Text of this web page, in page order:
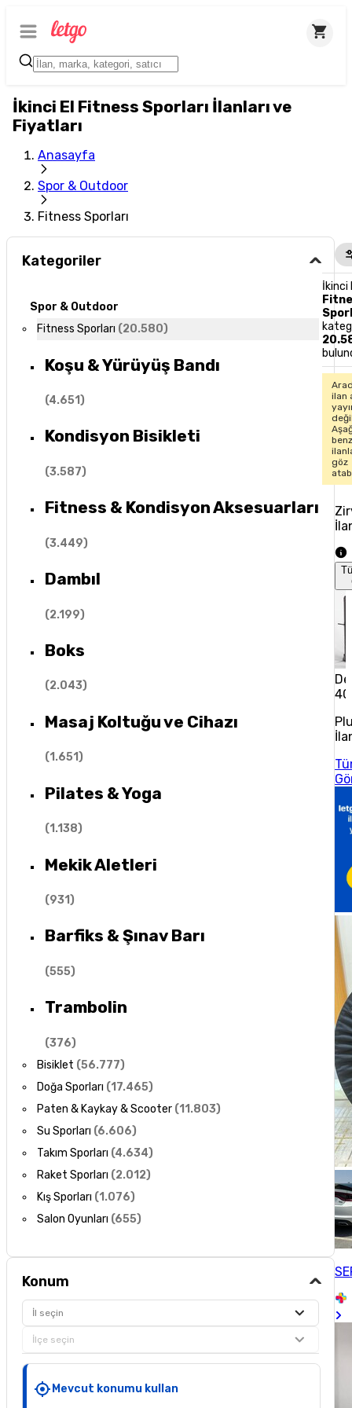
İkinci El Fitness Sporları İlanları ve
Fiyatları
Anasayfa
Spor & Outdoor
Fitness Sporları
Kategoriler
Spor & Outdoor
Fitness Sporları (20.580)
Koşu & Yürüyüş Bandı
(4.651)
Kondisyon Bisikleti
(3.587)
Fitness & Kondisyon Aksesuarları
(3.449)
Dambıl
(2.199)
Boks
(2.043)
Masaj Koltuğu ve Cihazı
(1.651)
Pilates & Yoga
(1.138)
Mekik Aletleri
(931)
Barfiks & Şınav Barı
(555)
Trambolin
(376)
Bisiklet (56.777)
Doğa Sporları (17.465)
Paten & Kaykay & Scooter (11.803)
Su Sporları (6.606)
Takım Sporları (4.634)
Raket Sporları (2.012)
Kış Sporları (1.076)
Salon Oyunları (655)
Konum
İl seçin
İlçe seçin
Mevcut konumu kullan
İkinci
ilan
göz